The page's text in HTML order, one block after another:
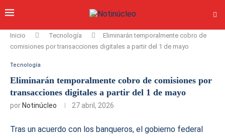
Inicio Tecnología
Eliminarán temporalmente cobro de
comisiones por transacciones digitales a partir del 1 de mayo
Tecnología
Eliminarán temporalmente cobro de comisiones por
transacciones digitales a partir del 1 de mayo
por Notinúcleo 27 abril, 2026
Tras un acuerdo con los banqueros, el gobierno federal